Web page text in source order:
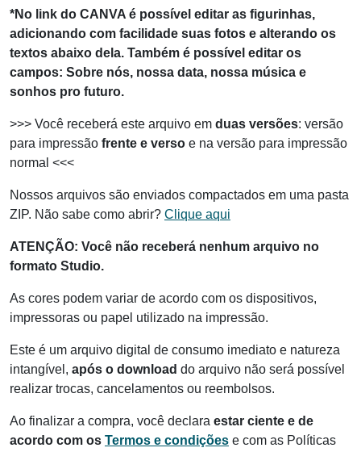
*No link do CANVA é possível editar as figurinhas,
adicionando com facilidade suas fotos e alterando os
textos abaixo dela. Também é possível editar os
campos: Sobre nós, nossa data, nossa música e
sonhos pro futuro.
>>> Você receberá este arquivo em duas versões: versão
para impressão frente e verso e na versão para impressão
normal <<<
Nossos arquivos são enviados compactados em uma pasta
ZIP. Não sabe como abrir? Clique aqui
ATENÇÃO: Você não receberá nenhum arquivo no
formato Studio.
As cores podem variar de acordo com os dispositivos,
impressoras ou papel utilizado na impressão.
Este é um arquivo digital de consumo imediato e natureza
intangível, após o download do arquivo não será possível
realizar trocas, cancelamentos ou reembolsos.
Ao finalizar a compra, você declara estar ciente e de
acordo com os Termos e condições e com as Políticas